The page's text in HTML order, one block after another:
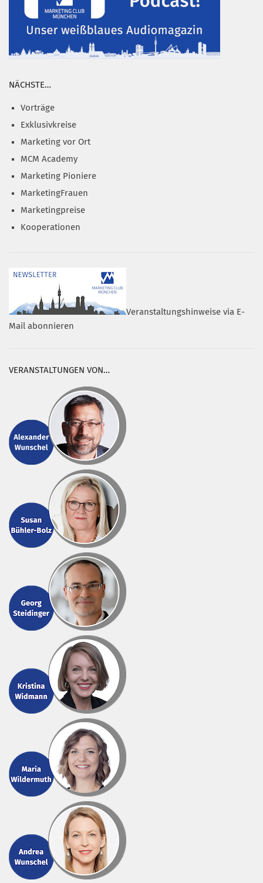
NÄCHSTE…
Vorträge
Exklusivkreise
Marketing vor Ort
MCM Academy
Marketing Pioniere
MarketingFrauen
Marketingpreise
Kooperationen
Veranstaltungshinweise via E-
Mail abonnieren
VERANSTALTUNGEN VON…